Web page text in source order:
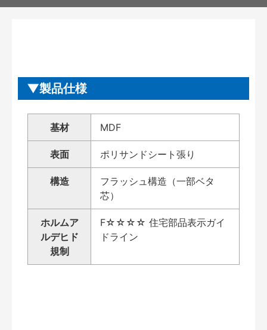
製品仕様
基材 MDF
表面 ポリサンドシート張り
構造
フラッシュ構造（一部ベタ
芯）
ホルムア
ルデヒド
規制
F☆☆☆☆ 住宅部品表示ガイ
ドライン